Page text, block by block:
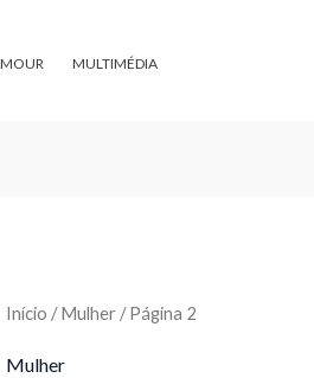
MULTIMÉDIA
Início /Mulher/ Página 2
Mulher